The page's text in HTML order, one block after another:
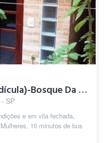
Suíte Individual (Vila/Edícula)-Bosque Da Saúde-5 min.Metrô
SP
e em vila fechada,
10 minutos de bus